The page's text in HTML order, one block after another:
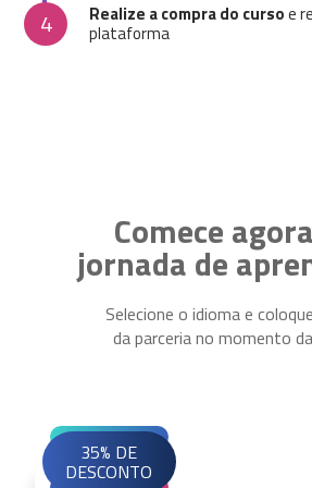
4 Realize a compra do cursoe
plataforma
Comece
jornada de
Selecione o idioma e
da parceria no momento
35% DE
DESCONTO